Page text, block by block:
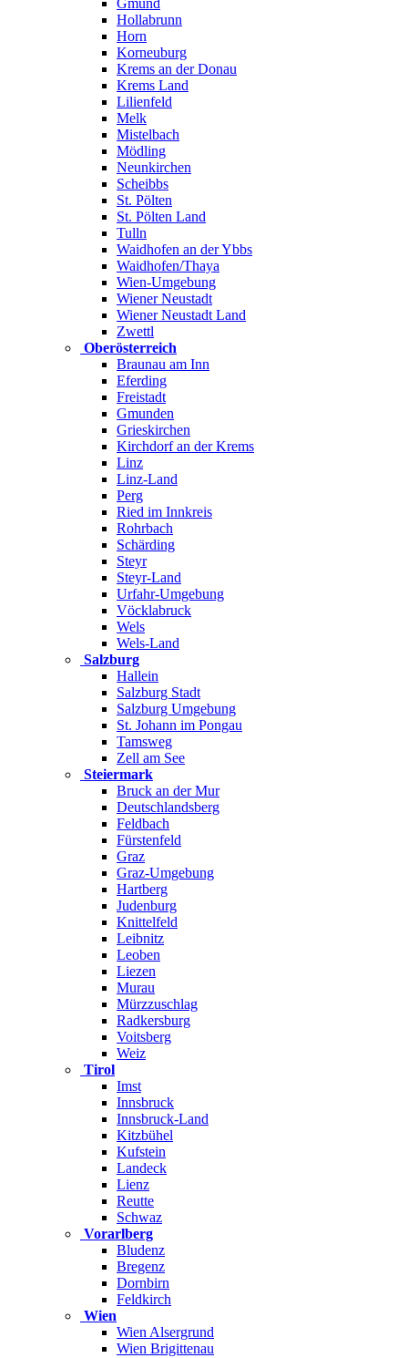
Gmünd
Hollabrunn
Horn
Korneuburg
Krems an der Donau
Krems Land
Lilienfeld
Melk
Mistelbach
Mödling
Neunkirchen
Scheibbs
St. Pölten
St. Pölten Land
Tulln
Waidhofen an der Ybbs
Waidhofen/Thaya
Wien-Umgebung
Wiener Neustadt
Wiener Neustadt Land
Zwettl
Oberösterreich
Braunau am Inn
Eferding
Freistadt
Gmunden
Grieskirchen
Kirchdorf an der Krems
Linz
Linz-Land
Perg
Ried im Innkreis
Rohrbach
Schärding
Steyr
Steyr-Land
Urfahr-Umgebung
Vöcklabruck
Wels
Wels-Land
Salzburg
Hallein
Salzburg Stadt
Salzburg Umgebung
St. Johann im Pongau
Tamsweg
Zell am See
Steiermark
Bruck an der Mur
Deutschlandsberg
Feldbach
Fürstenfeld
Graz
Graz-Umgebung
Hartberg
Judenburg
Knittelfeld
Leibnitz
Leoben
Liezen
Murau
Mürzzuschlag
Radkersburg
Voitsberg
Weiz
Tirol
Imst
Innsbruck
Innsbruck-Land
Kitzbühel
Kufstein
Landeck
Lienz
Reutte
Schwaz
Vorarlberg
Bludenz
Bregenz
Dornbirn
Feldkirch
Wien
Wien Alsergrund
Wien Brigittenau